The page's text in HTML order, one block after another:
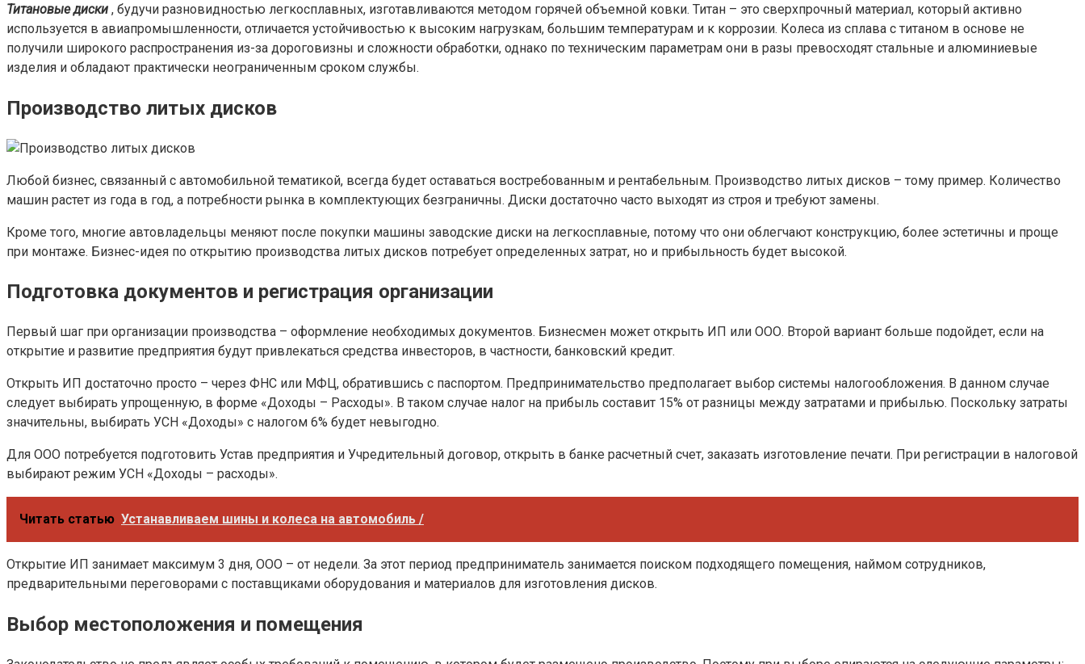
Титановые диски , будучи разновидностью легкосплавных, изготавливаются методом горячей объемной ковки. Титан – это сверхпрочный материал, который активно
используется в авиапромышленности, отличается устойчивостью к высоким нагрузкам, большим температурам и к коррозии. Колеса из сплава с титаном в основе не
получили широкого распространения из-за дороговизны и сложности обработки, однако по техническим параметрам они в разы превосходят стальные и алюминиевые
изделия и обладают практически неограниченным сроком службы.
Производство литых дисков
Любой бизнес, связанный с автомобильной тематикой, всегда будет оставаться востребованным и рентабельным. Производство литых дисков – тому пример. Количество
машин растет из года в год, а потребности рынка в комплектующих безграничны. Диски достаточно часто выходят из строя и требуют замены.
Кроме того, многие автовладельцы меняют после покупки машины заводские диски на легкосплавные, потому что они облегчают конструкцию, более эстетичны и проще
при монтаже. Бизнес-идея по открытию производства литых дисков потребует определенных затрат, но и прибыльность будет высокой.
Подготовка документов и регистрация организации
Первый шаг при организации производства – оформление необходимых документов. Бизнесмен может открыть ИП или ООО. Второй вариант больше подойдет, если на
открытие и развитие предприятия будут привлекаться средства инвесторов, в частности, банковский кредит.
Открыть ИП достаточно просто – через ФНС или МФЦ, обратившись с паспортом. Предпринимательство предполагает выбор системы налогообложения. В данном случае
следует выбирать упрощенную, в форме «Доходы – Расходы». В таком случае налог на прибыль составит 15% от разницы между затратами и прибылью. Поскольку затраты
значительны, выбирать УСН «Доходы» с налогом 6% будет невыгодно.
Для ООО потребуется подготовить Устав предприятия и Учредительный договор, открыть в банке расчетный счет, заказать изготовление печати. При регистрации в налоговой
выбирают режим УСН «Доходы – расходы».
Читать статью Устанавливаем шины и колеса на автомобиль /
Открытие ИП занимает максимум 3 дня, ООО – от недели. За этот период предприниматель занимается поиском подходящего помещения, наймом сотрудников,
предварительными переговорами с поставщиками оборудования и материалов для изготовления дисков.
Выбор местоположения и помещения